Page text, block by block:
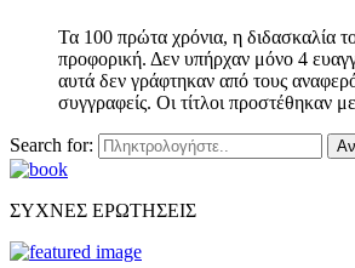
Τα 100 πρώτα χρόνια, η διδασκαλία
προφορική. Δεν υπήρχαν μόνο 4
αυτά δεν γράφτηκαν από τους
συγγραφείς. Οι τίτλοι προστέθηκαν
Search for:
ΣΥΧΝΕΣ ΕΡΩΤΗΣΕΙΣ